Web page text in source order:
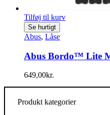
Tilføj til kurv
Se hurtigt
Abus, Låse
Abus Bordo™ Lite
649,00kr.
Produkt kategorier